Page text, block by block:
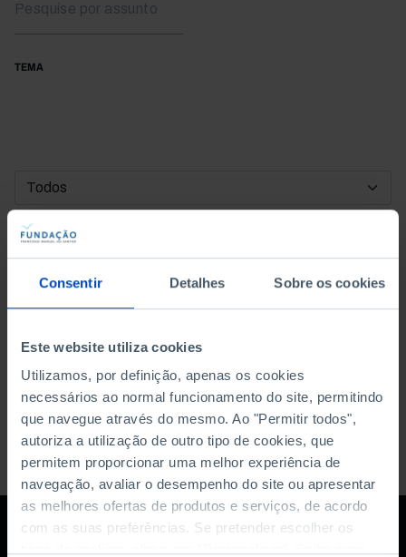
Consentir Detalhes Sobre os cookies
Este website utiliza cookies
Utilizamos, por definição, apenas os cookies
necessários ao normal funcionamento do site, permitindo
que navegue através do mesmo. Ao "Permitir todos",
autoriza a utilização de outro tipo de cookies, que
permitem proporcionar uma melhor experiência de
navegação, avaliar o desempenho do site ou apresentar
as melhores ofertas de produtos e serviços, de acordo
com as suas preferências. Se pretender escolher os
TEMA
DATA DE INÍCIO
DATA DE FIM